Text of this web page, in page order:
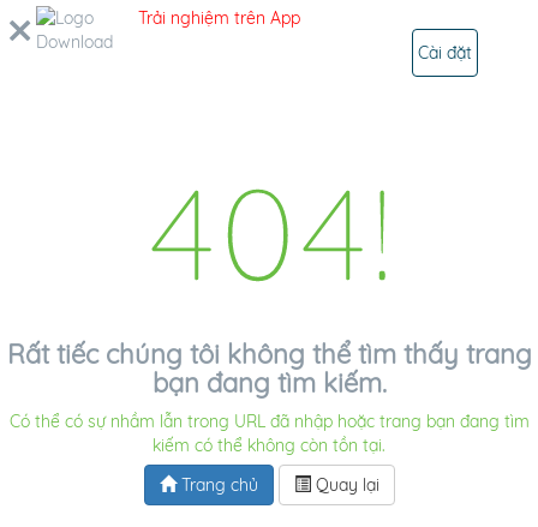
TÌM KIẾM
404!
Rất tiếc chúng tôi không thể tìm thấy trang
bạn đang tìm kiếm.
Có thể có sự nhầm lẫn trong URL đã nhập hoặc trang bạn đang tìm
kiếm có thể không còn tồn tại.
Trang chủ
Quay lại
Trải nghiệm trên App
Cài đặt